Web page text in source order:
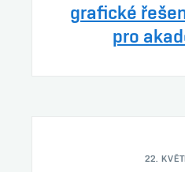
grafické
pro
22.